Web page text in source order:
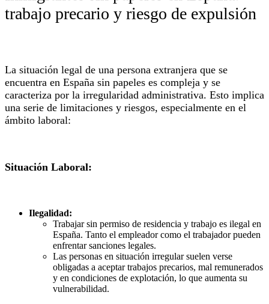
trabajo precario y riesgo de expulsión
La situación legal de una persona extranjera que se
encuentra en España sin papeles es compleja y se
caracteriza por la irregularidad administrativa. Esto implica
una serie de limitaciones y riesgos, especialmente en el
ámbito laboral:
Situación Laboral:
Ilegalidad:
Trabajar sin permiso de residencia y trabajo es ilegal en
España. Tanto el empleador como el trabajador pueden
enfrentar sanciones legales.
Las personas en situación irregular suelen verse
obligadas a aceptar trabajos precarios, mal remunerados
y en condiciones de explotación, lo que aumenta su
vulnerabilidad.